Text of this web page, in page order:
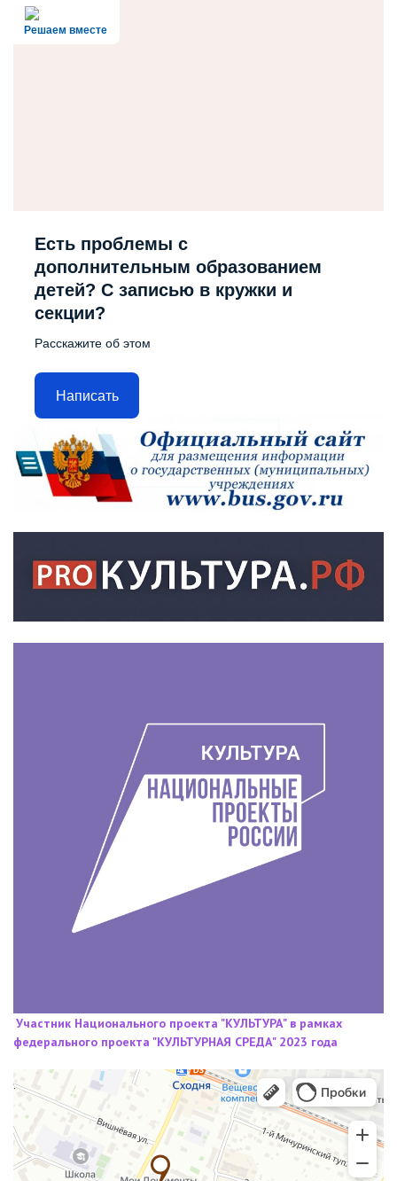
Решаем вместе
Есть проблемы с
дополнительным образованием
детей? С записью в кружки и
секции?
Расскажите об этом
Написать
Участник Национального проекта "КУЛЬТУРА" в рамках
федерального проекта "КУЛЬТУРНАЯ СРЕДА" 2023 года